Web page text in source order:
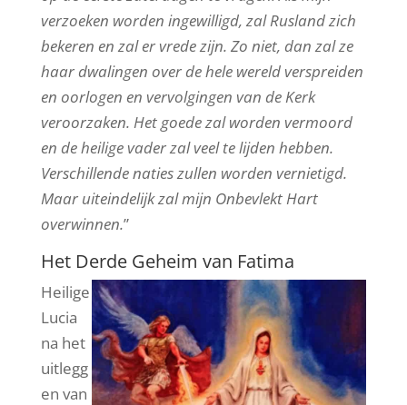
verzoeken worden ingewilligd, zal Rusland zich
bekeren en zal er vrede zijn. Zo niet, dan zal ze
haar dwalingen over de hele wereld verspreiden
en oorlogen en vervolgingen van de Kerk
veroorzaken. Het goede zal worden vermoord
en de heilige vader zal veel te lijden hebben.
Verschillende naties zullen worden vernietigd.
Maar uiteindelijk zal mijn Onbevlekt Hart
overwinnen.”
Het Derde Geheim van Fatima
Heilige
Lucia
na het
uitlegg
en van